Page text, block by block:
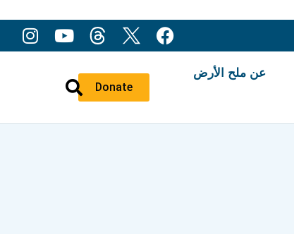
Donate
عن ملح الأرض